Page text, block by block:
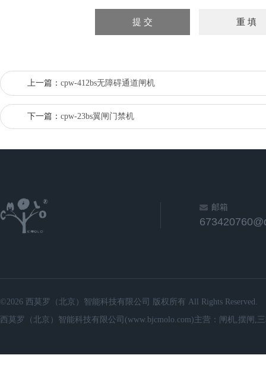
上一篇： cpw-412bs无障碍通道闸机
下一篇： cpw-23bs翼闸门禁机
邮箱
©2026 西莫罗（北京）智能科技有限公司 版权所有 All Rights Reserved.
西莫罗（北京）智能科技有限公司(www.bjcmolo.com)主营：闸机,摆闸,